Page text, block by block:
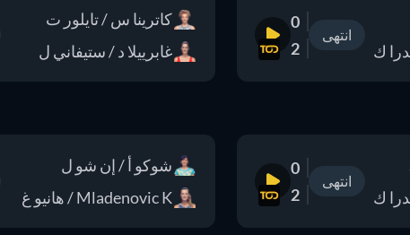
انتهى
0
2
كاترينا س / تايلور ت
غابرييلا د / ستيفاني ل
انتهى
0
2
شوكو أ / إن شو ل
Mladenovic K / هانيو غ